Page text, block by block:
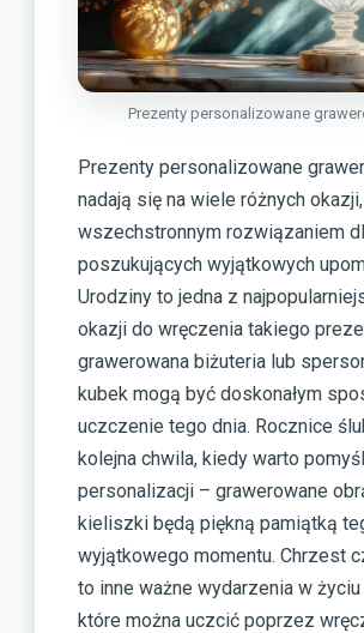
Prezenty personalizowane
Prezenty personalizowane
nadają się na wiele różnych
wszechstronnym rozwiązaniem
poszukujących wyjątkowych
Urodziny to jedna z
okazji do wręczenia takiego
grawerowana biżuteria lub
kubek mogą być doskonałym
uczczenie tego dnia. Rocznice
kolejna chwila, kiedy warto
personalizacji – grawerowane
kieliszki będą piękną pamiątką
wyjątkowego momentu. Chrzest
to inne ważne wydarzenia w
które można uczcić poprzez